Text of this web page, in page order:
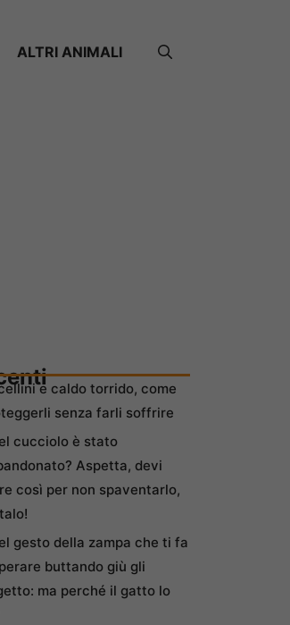
ALTRI ANIMALI
e caldo torrido, come
senza farli soffrire
cucciolo è stato
Aspetta, devi
così per non spaventarlo,
gesto della zampa che ti fa
buttando giù gli
ma perché il gatto lo